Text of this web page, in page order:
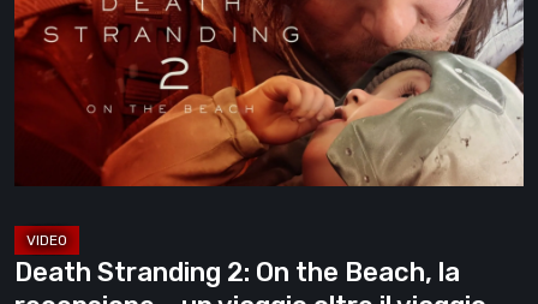
On
the
Beach,
recensione
–
viaggio
oltre
Death Stranding 2: On the Beach, la